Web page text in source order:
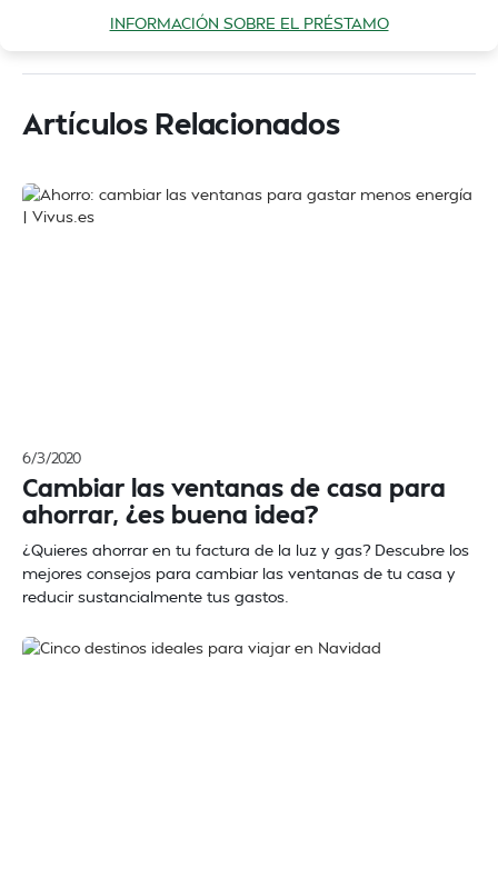
INFORMACIÓN SOBRE EL PRÉSTAMO
Artículos Relacionados
6/3/2020
Cambiar las ventanas de casa para
ahorrar, ¿es buena idea?
¿Quieres ahorrar en tu factura de la luz y gas? Descubre los
mejores consejos para cambiar las ventanas de tu casa y
reducir sustancialmente tus gastos.